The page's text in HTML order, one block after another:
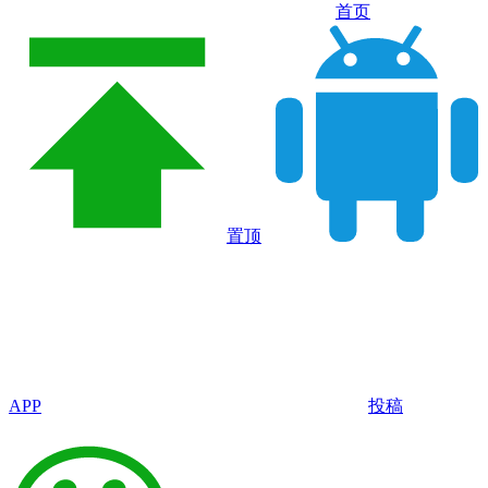
首页
置顶
APP 投稿